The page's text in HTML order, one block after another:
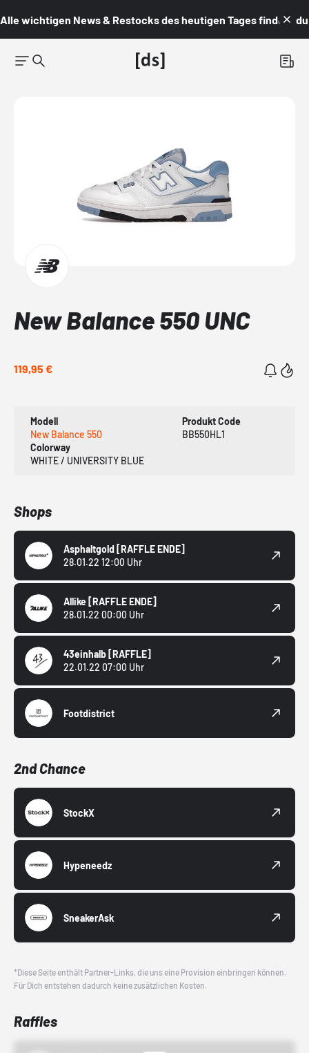
Alle wichtigen News & Restocks des heutigen Tages findest du
New Balance 550 UNC
119,95 €
Modell
New Balance 550
Produkt Code
BB550HL1
Colorway
WHITE / UNIVERSITY BLUE
Shops
Asphaltgold [RAFFLE ENDE]
28.01.22 12:00 Uhr
Allike [RAFFLE ENDE]
28.01.22 00:00 Uhr
43einhalb [RAFFLE]
22.01.22 07:00 Uhr
Footdistrict
2nd Chance
StockX
Hypeneedz
SneakerAsk
*Diese Seite enthält Partner-Links, die uns eine Provision einbringen können.
Für Dich entstehen dadurch keine zusätzlichen Kosten.
Raffles